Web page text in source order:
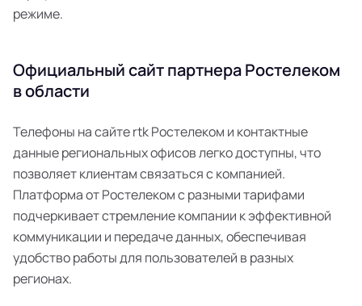
режиме.
Официальный сайт партнера Ростелеком
в области
Телефоны на сайте rtk Ростелеком и контактные
данные региональных офисов легко доступны, что
позволяет клиентам связаться с компанией.
Платформа от Ростелеком с разными тарифами
подчеркивает стремление компании к эффективной
коммуникации и передаче данных, обеспечивая
удобство работы для пользователей в разных
регионах.